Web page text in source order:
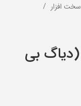
سخت افزار
دیاگ BMW ICOM A3 (دیاگ بی